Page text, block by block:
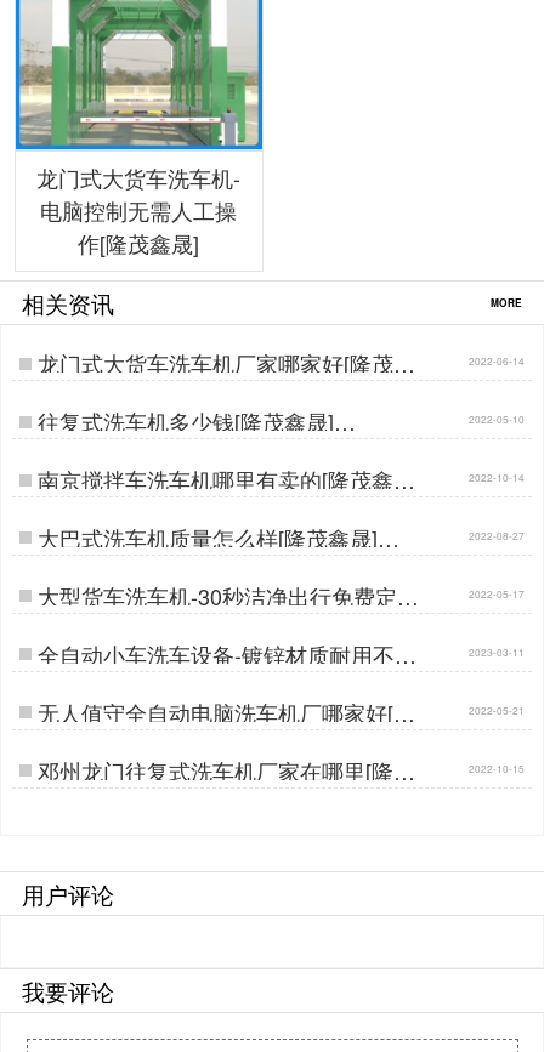
龙门式大货车洗车机-
电脑控制无需人工操
作[隆茂鑫晟]
相关资讯 MORE
龙门式大货车洗车机厂家哪家好[隆茂鑫
晟]…
2022-06-14
往复式洗车机多少钱[隆茂鑫晟]… 2022-05-10
南京搅拌车洗车机哪里有卖的[隆茂鑫晟]
…
2022-10-14
大巴式洗车机质量怎么样[隆茂鑫晟]… 2022-08-27
大型货车洗车机-30秒洁净出行免费定做
[隆茂鑫晟]…
2022-05-17
全自动小车洗车设备-镀锌材质耐用不变
形[隆茂鑫晟]…
2023-03-11
无人值守全自动电脑洗车机厂哪家好[隆
茂鑫晟]…
2022-05-21
邓州龙门往复式洗车机厂家在哪里[隆茂
鑫晟]…
2022-10-15
用户评论
我要评论